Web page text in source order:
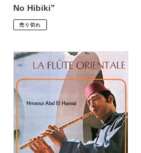
No Hibiki”
通
常
格
¥2,530
売り切れ
Hmaoui
El
Hamid
Oriente”